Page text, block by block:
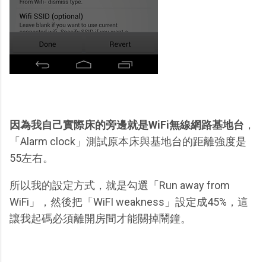
因為我自己實際床的旁邊就是WiFi無線網路基地台 ，
「Alarm clock」測試原本床與基地台的距離強度是
55左右。
所以我的設定方式，就是勾選「Run away from
WiFi」，然後把「WiFI weakness」設定成45%，這
讓我起碼必須離開房間才能關掉鬧鐘。